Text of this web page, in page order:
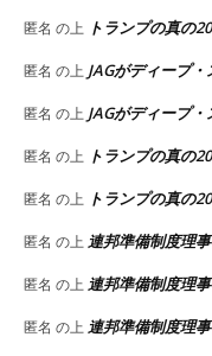
匿名 の上 トランプの真の
匿名 の上 JAGがディープ
匿名 の上 JAGがディープ
匿名 の上 トランプの真の
匿名 の上 トランプの真の
匿名 の上 連邦準備制度理
匿名 の上 連邦準備制度理
匿名 の上 連邦準備制度理